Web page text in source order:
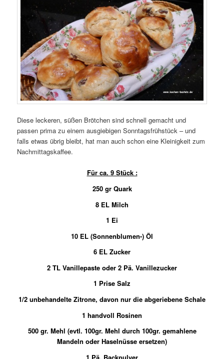
Diese leckeren, süßen Brötchen sind schnell gemacht und
passen prima zu einem ausgiebigen Sonntagsfrühstück – und
falls etwas übrig bleibt, hat man auch schon eine Kleinigkeit zum
Nachmittagskaffee.
Für ca. 9 Stück :
250 gr Quark
8 EL Milch
1 Ei
10 EL (Sonnenblumen-) Öl
6 EL Zucker
2 TL Vanillepaste oder 2 Pä. Vanillezucker
1 Prise Salz
1/2 unbehandelte Zitrone, davon nur die abgeriebene Schale
1 handvoll Rosinen
500 gr. Mehl (evtl. 100gr. Mehl durch 100gr. gemahlene
Mandeln oder Haselnüsse ersetzen)
1 Pä. Backpulver